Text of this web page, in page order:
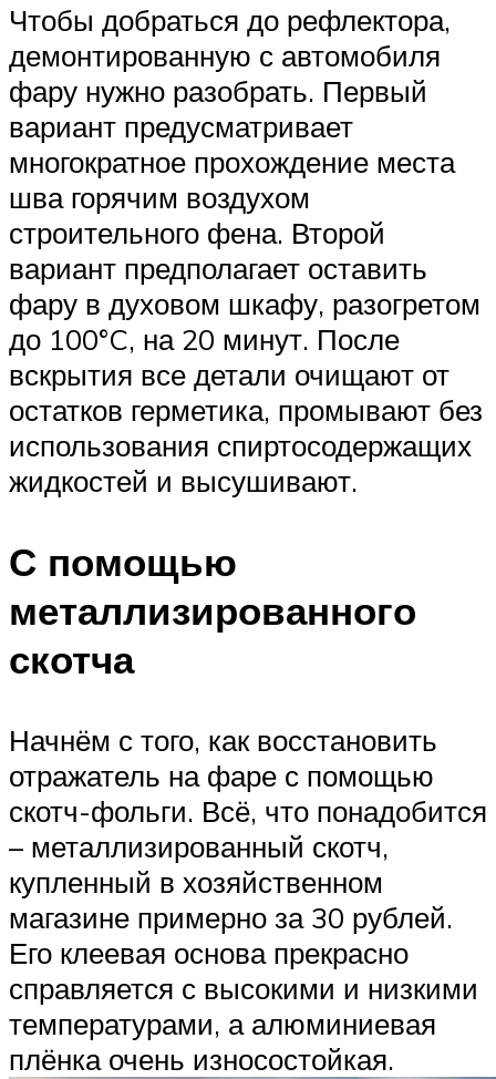
Чтобы добраться до рефлектора,
демонтированную с автомобиля
фару нужно разобрать. Первый
вариант предусматривает
многократное прохождение места
шва горячим воздухом
строительного фена. Второй
вариант предполагает оставить
фару в духовом шкафу, разогретом
до 100°C, на 20 минут. После
вскрытия все детали очищают от
остатков герметика, промывают без
использования спиртосодержащих
жидкостей и высушивают.
С помощью
металлизированного
скотча
Начнём с того, как восстановить
отражатель на фаре с помощью
скотч-фольги. Всё, что понадобится
– металлизированный скотч,
купленный в хозяйственном
магазине примерно за 30 рублей.
Его клеевая основа прекрасно
справляется с высокими и низкими
температурами, а алюминиевая
плёнка очень износостойкая.